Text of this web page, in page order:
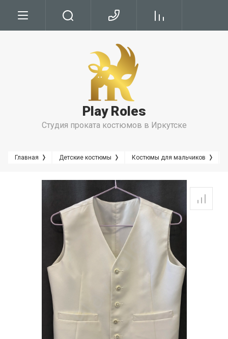
Условия Бронирования
Play Roles
Студия проката костюмов в Иркутске
Главная Детские костюмы Костюмы для мальчиков